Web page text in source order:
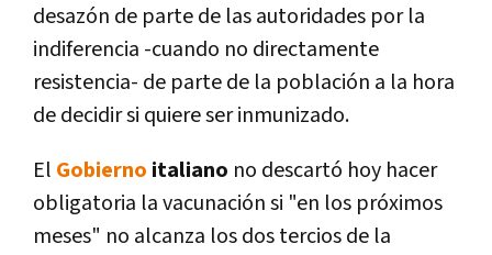
desazón de parte de las autoridades por la
indiferencia -cuando no directamente
resistencia- de parte de la población a la hora
de decidir si quiere ser inmunizado.
El Gobierno italiano no descartó hoy hacer
obligatoria la vacunación si "en los próximos
meses" no alcanza los dos tercios de la